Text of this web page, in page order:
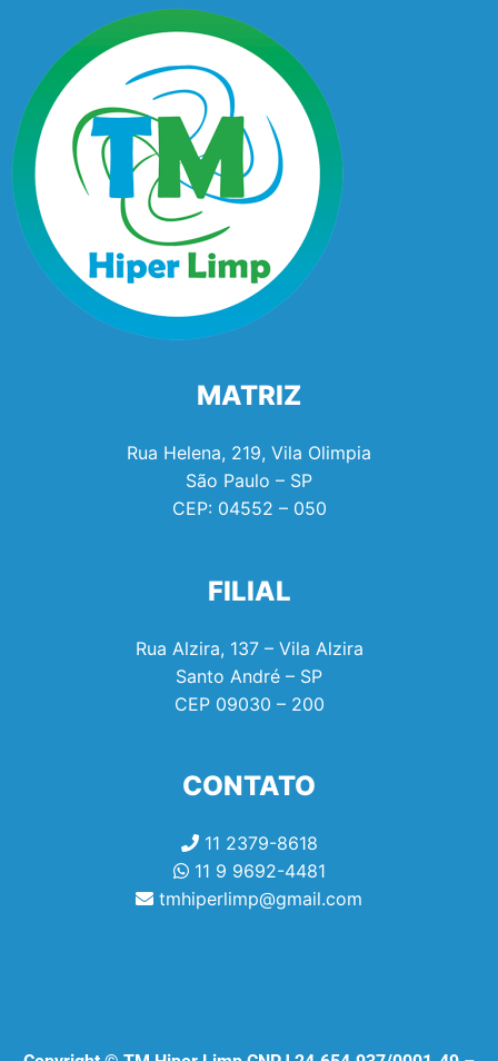
MATRIZ
Rua Helena, 219, Vila Olimpia
São Paulo – SP
CEP: 04552 – 050
FILIAL
Rua Alzira, 137 – Vila Alzira
Santo André – SP
CEP 09030 – 200
CONTATO
11 2379-8618
11 9 9692-4481
tmhiperlimp@gmail.com